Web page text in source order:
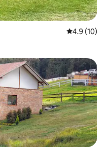
レビュー10
4.9 (10)